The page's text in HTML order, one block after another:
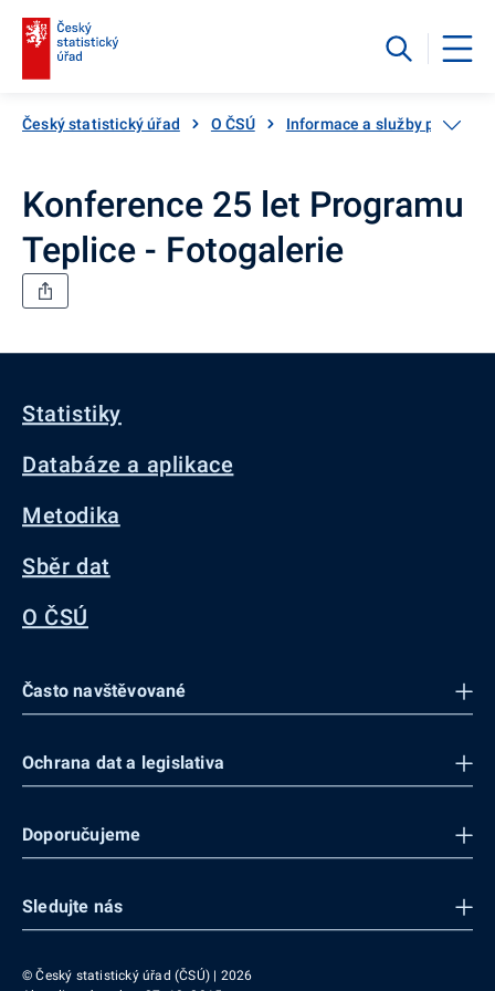
Český statistický úřad O ČSÚ Informace a služby pro
Konference 25 let Programu
Teplice - Fotogalerie
Statistiky
Databáze a aplikace
Metodika
Sběr dat
O ČSÚ
Často navštěvované
Ochrana dat a legislativa
Doporučujeme
Sledujte nás
© Český statistický úřad (ČSÚ) | 2026